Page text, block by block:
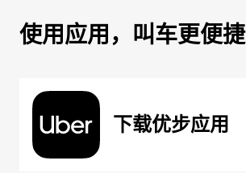
使用应用，叫车更便捷
下载优步应用